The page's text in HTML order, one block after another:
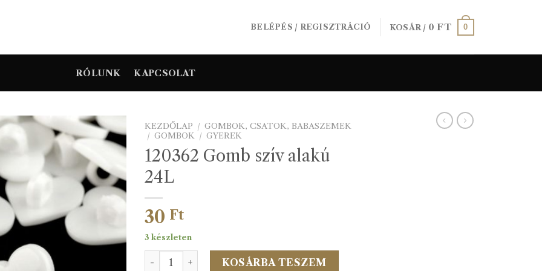
BELÉPÉS / REGISZTRÁCIÓ KOSÁR / 0FT 0
RÓLUNK KAPCSOLAT
KEZDŐLAP / GOMBOK, CSATOK, BABASZEMEK
/ GOMBOK / GYEREK
120362 Gomb szív alakú
24L
30 Ft
3 készleten
120362 Gomb szív alakú 24L mennyiség
KOSÁRBA TESZEM